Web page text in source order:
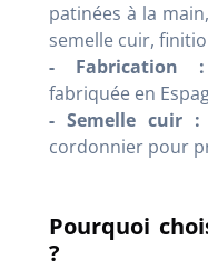
patinées à la
semelle cuir,
- Fabrication :
fabriquée en
- Semelle cuir :
cordonnier pour
Pourquoi
?